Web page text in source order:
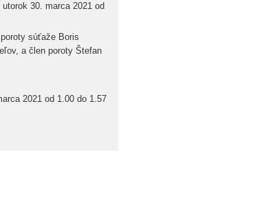
30. marca 2021 od
súťaže Boris
a člen poroty Štefan
2021 od 1.00 do 1.57